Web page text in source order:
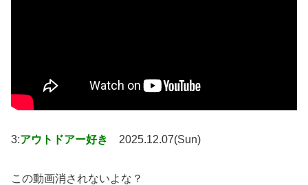
3:アウトドアー好き 2025.12.07(Sun)
この動画消されないよな？